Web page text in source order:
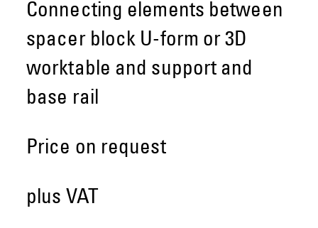
Connecting elements between
spacer block U-form or 3D
worktable and support and
base rail
Price on request
plus VAT